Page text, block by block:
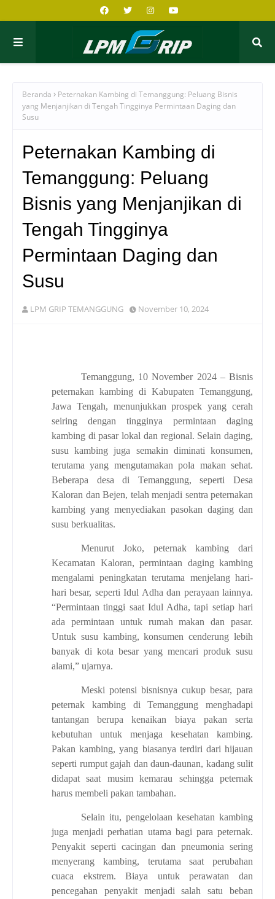
Beranda
Peternakan Kambing di Temanggung: Peluang Bisnis
yang Menjanjikan di Tengah Tingginya Permintaan Daging dan
Susu
Peternakan Kambing di
Temanggung: Peluang
Bisnis yang Menjanjikan di
Tengah Tingginya
Permintaan Daging dan
Susu
LPM GRIP TEMANGGUNG November 10, 2024
Temanggung, 10 November 2024 – Bisnis
peternakan kambing di Kabupaten Temanggung,
Jawa Tengah, menunjukkan prospek yang cerah
seiring dengan tingginya permintaan daging
kambing di pasar lokal dan regional. Selain daging,
susu kambing juga semakin diminati konsumen,
terutama yang mengutamakan pola makan sehat.
Beberapa desa di Temanggung, seperti Desa
Kaloran dan Bejen, telah menjadi sentra peternakan
kambing yang menyediakan pasokan daging dan
susu berkualitas.
Menurut Joko, peternak kambing dari
Kecamatan Kaloran, permintaan daging kambing
mengalami peningkatan terutama menjelang hari-
hari besar, seperti Idul Adha dan perayaan lainnya.
“Permintaan tinggi saat Idul Adha, tapi setiap hari
ada permintaan untuk rumah makan dan pasar.
Untuk susu kambing, konsumen cenderung lebih
banyak di kota besar yang mencari produk susu
alami,” ujarnya.
Meski potensi bisnisnya cukup besar, para
peternak kambing di Temanggung menghadapi
tantangan berupa kenaikan biaya pakan serta
kebutuhan untuk menjaga kesehatan kambing.
Pakan kambing, yang biasanya terdiri dari hijauan
seperti rumput gajah dan daun-daunan, kadang sulit
didapat saat musim kemarau sehingga peternak
harus membeli pakan tambahan.
Selain itu, pengelolaan kesehatan kambing
juga menjadi perhatian utama bagi para peternak.
Penyakit seperti cacingan dan pneumonia sering
menyerang kambing, terutama saat perubahan
cuaca ekstrem. Biaya untuk perawatan dan
pencegahan penyakit menjadi salah satu beban